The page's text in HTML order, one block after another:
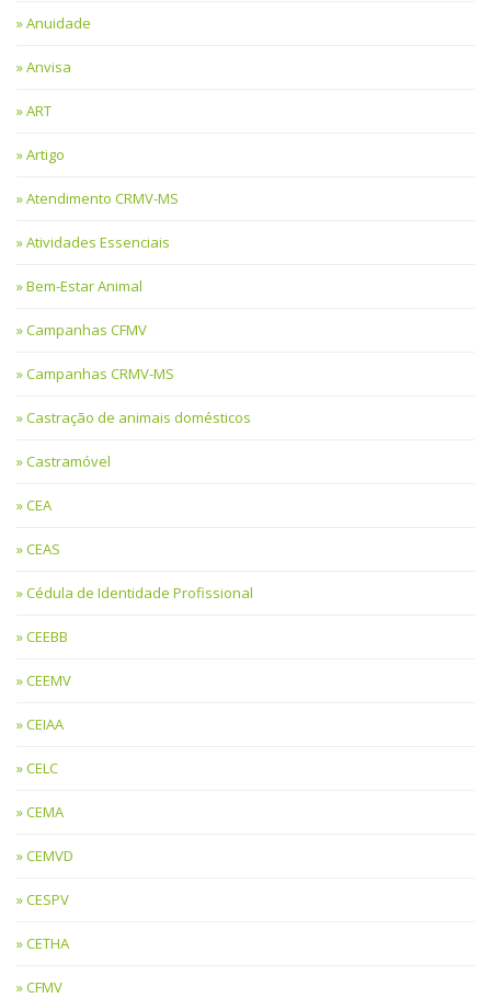
Anuidade
Anvisa
ART
Artigo
Atendimento CRMV-MS
Atividades Essenciais
Bem-Estar Animal
Campanhas CFMV
Campanhas CRMV-MS
Castração de animais domésticos
Castramóvel
CEA
CEAS
Cédula de Identidade Profissional
CEEBB
CEEMV
CEIAA
CELC
CEMA
CEMVD
CESPV
CETHA
CFMV